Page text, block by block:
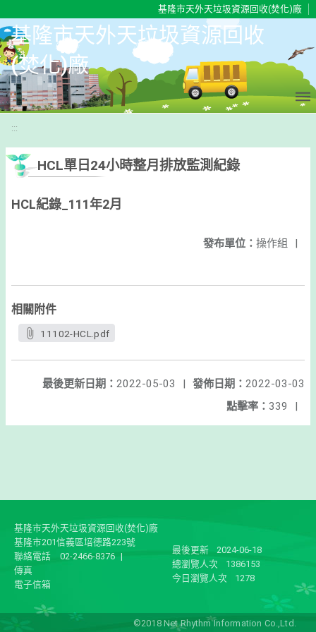
基隆市天外天垃圾資源回收(焚化)廠
基隆市天外天垃圾資源回收
(焚化)廠
:::
HCL單日24小時整月排放監測紀錄
HCL紀錄_111年2月
發布單位： 操作組 |
相關附件
11102-HCL.pdf
發佈日期： 2022-03-03
最後更新日期： 2022-05-03
|
點擊率： 339 |
基隆市天外天垃圾資源回收(焚化)廠
基隆市201信義區培德路223號
聯絡電話
02-2466-8376 |
傳真
電子信箱
最後更新
2024-06-18
總瀏覽人次
1386153
今日瀏覽人次
1278
©2018 Net Rhythm Information Co.,Ltd.